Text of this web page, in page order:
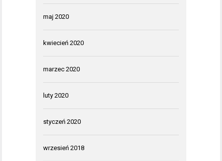
maj 2020
kwiecień 2020
marzec 2020
luty 2020
styczeń 2020
wrzesień 2018